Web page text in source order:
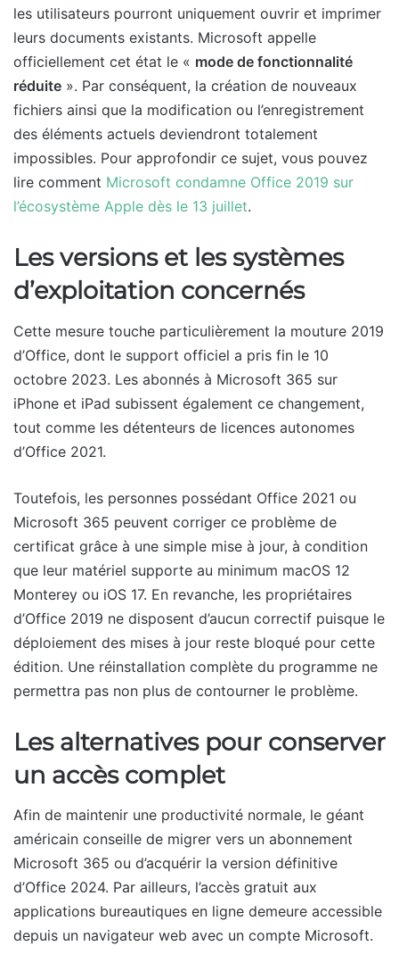
les utilisateurs pourront uniquement ouvrir et imprimer
leurs documents existants. Microsoft appelle
officiellement cet état le « mode de fonctionnalité
réduite ». Par conséquent, la création de nouveaux
fichiers ainsi que la modification ou l’enregistrement
des éléments actuels deviendront totalement
impossibles. Pour approfondir ce sujet, vous pouvez
lire comment Microsoft condamne Office 2019 sur
l’écosystème Apple dès le 13 juillet.
Les versions et les systèmes
d’exploitation concernés
Cette mesure touche particulièrement la mouture 2019
d’Office, dont le support officiel a pris fin le 10
octobre 2023. Les abonnés à Microsoft 365 sur
iPhone et iPad subissent également ce changement,
tout comme les détenteurs de licences autonomes
d’Office 2021.
Toutefois, les personnes possédant Office 2021 ou
Microsoft 365 peuvent corriger ce problème de
certificat grâce à une simple mise à jour, à condition
que leur matériel supporte au minimum macOS 12
Monterey ou iOS 17. En revanche, les propriétaires
d’Office 2019 ne disposent d’aucun correctif puisque le
déploiement des mises à jour reste bloqué pour cette
édition. Une réinstallation complète du programme ne
permettra pas non plus de contourner le problème.
Les alternatives pour conserver
un accès complet
Afin de maintenir une productivité normale, le géant
américain conseille de migrer vers un abonnement
Microsoft 365 ou d’acquérir la version définitive
d’Office 2024. Par ailleurs, l’accès gratuit aux
applications bureautiques en ligne demeure accessible
depuis un navigateur web avec un compte Microsoft.